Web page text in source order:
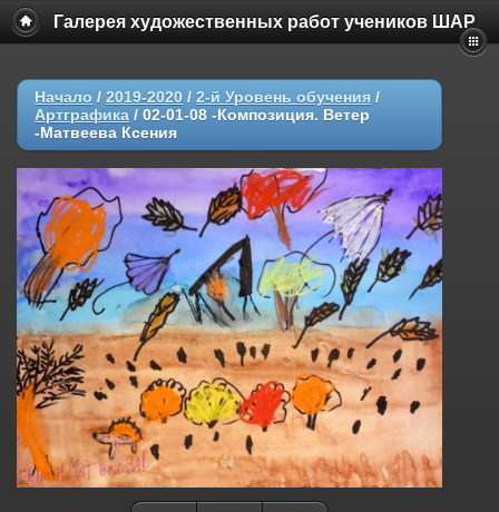
Галерея художественных работ учеников ШАР
Начало / 2019-2020 / 2-й Уровень обучения /
Артграфика / 02-01-08 -Композиция. Ветер
-Матвеева Ксения